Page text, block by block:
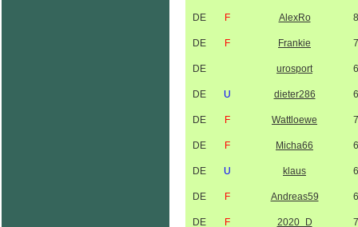
DE F AlexRo
DE F Frankie
DE urosport
DE U dieter286
DE F Wattloewe
DE F Micha66
DE U klaus
DE F Andreas59
DE F 2020_D